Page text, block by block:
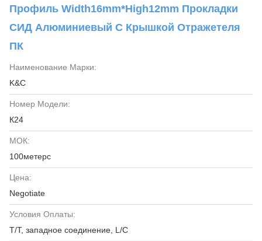
Профиль Width16mm*High12mm Прокладки
СИД Алюминиевый С Крышкой Отражетеля
ПК
Наименование Марки:
K&C
Номер Модели:
К24
МОК:
100метерс
Цена:
Negotiate
Условия Оплаты:
T/T, западное соединение, L/C